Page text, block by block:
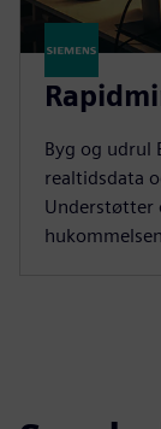
Byg og udrul
realtidsdata
Understøtter